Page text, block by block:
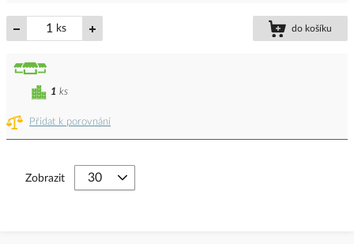
ks do košíku
Přidat k porovnání
1 ks
Zobrazit